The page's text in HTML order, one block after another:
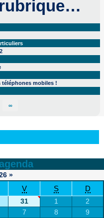
rubrique…
téléphones mobiles !
∞
»
V S D
31 1
2
7 8
9